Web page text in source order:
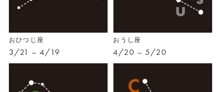
おひつじ座
3/21 – 4/19
おうし座
4/20 – 5/20